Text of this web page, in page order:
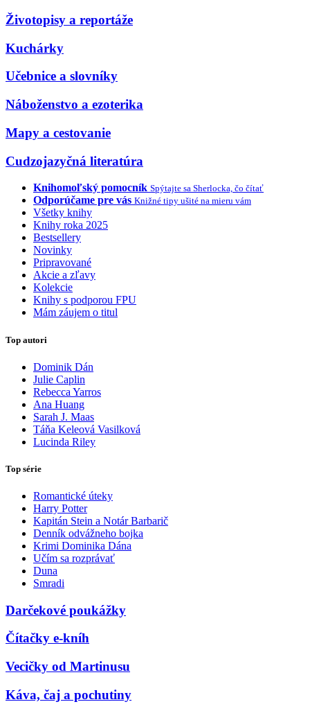
Životopisy a reportáže
Kuchárky
Učebnice a slovníky
Náboženstvo a ezoterika
Mapy a cestovanie
Cudzojazyčná literatúra
Knihomoľský pomocník Spýtajte sa Sherlocka, čo čítať
Odporúčame pre vás Knižné tipy ušité na mieru vám
Všetky knihy
Knihy roka 2025
Bestsellery
Novinky
Pripravované
Akcie a zľavy
Kolekcie
Knihy s podporou FPU
Mám záujem o titul
Top autori
Dominik Dán
Julie Caplin
Rebecca Yarros
Ana Huang
Sarah J. Maas
Táňa Keleová Vasilková
Lucinda Riley
Top série
Romantické úteky
Harry Potter
Kapitán Stein a Notár Barbarič
Denník odvážneho bojka
Krimi Dominika Dána
Učím sa rozprávať
Duna
Smradi
Darčekové poukážky
Čítačky e-kníh
Vecičky od Martinusu
Káva, čaj a pochutiny